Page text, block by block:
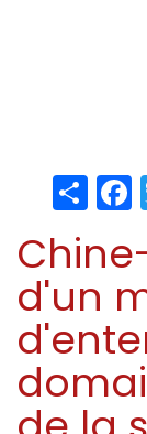
d'un